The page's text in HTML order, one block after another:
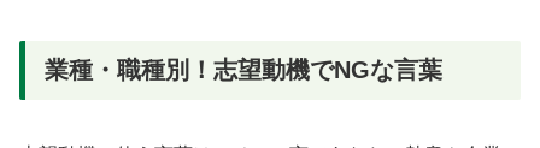
業種・職種別！志望動機でNGな言葉